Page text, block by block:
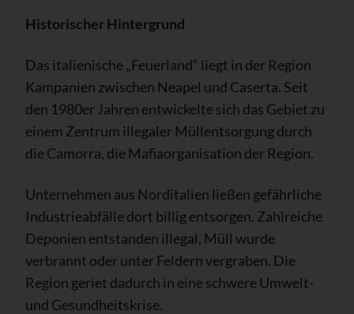
Historischer Hintergrund
Das italienische „Feuerland“ liegt in der Region
Kampanien zwischen Neapel und Caserta. Seit
den 1980er Jahren entwickelte sich das Gebiet zu
einem Zentrum illegaler Müllentsorgung durch
die Camorra, die Mafiaorganisation der Region.
Unternehmen aus Norditalien ließen gefährliche
Industrieabfälle dort billig entsorgen. Zahlreiche
Deponien entstanden illegal, Müll wurde
verbrannt oder unter Feldern vergraben. Die
Region geriet dadurch in eine schwere Umwelt-
und Gesundheitskrise.